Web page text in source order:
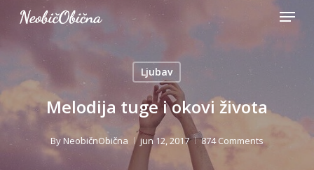
Menu
Ljubav
Melodija tuge i okovi života
By NeobičnObična jun 12, 2017 874 Comments